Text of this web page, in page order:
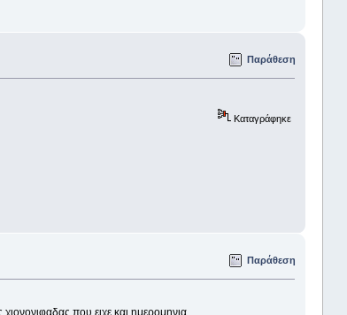
Παράθεση
Καταγράφηκε
Παράθεση